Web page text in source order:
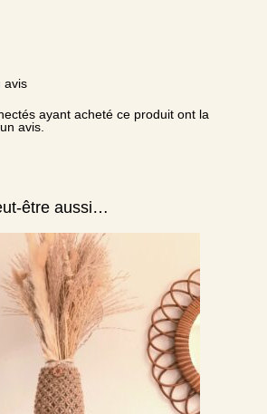
avis
ayant acheté ce produit ont la
avis.
être aussi…